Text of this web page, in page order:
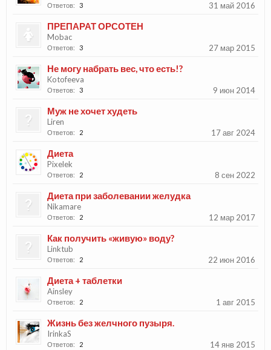
Ответов: 3 31 май 2016
ПРЕПАРАТ ОРСОТЕН
Mobac
Ответов: 3 27 мар 2015
Не могу набрать вес, что есть!?
Kotofeeva
Ответов: 3 9 июн 2014
Муж не хочет худеть
Liren
Ответов: 2 17 авг 2024
Диета
Pixelek
Ответов: 2 8 сен 2022
Диета при заболевании желудка
Nikamare
Ответов: 2 12 мар 2017
Как получить «живую» воду?
Linktub
Ответов: 2 22 июн 2016
Диета + таблетки
Ainsley
Ответов: 2 1 авг 2015
Жизнь без желчного пузыря.
IrinkaS
Ответов: 2 14 янв 2015